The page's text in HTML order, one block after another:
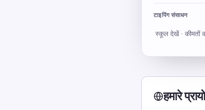
टाइपिंग संसाधन
स्कूल देखें · कीमतों
हमारे